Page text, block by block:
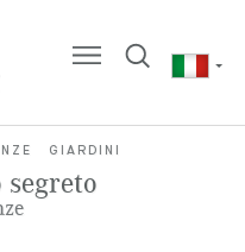
GIARDINI